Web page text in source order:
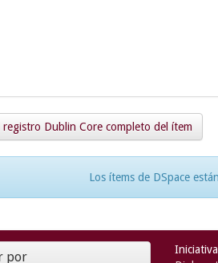
registro Dublin Core completo del ítem
Los ítems de DSpace
por